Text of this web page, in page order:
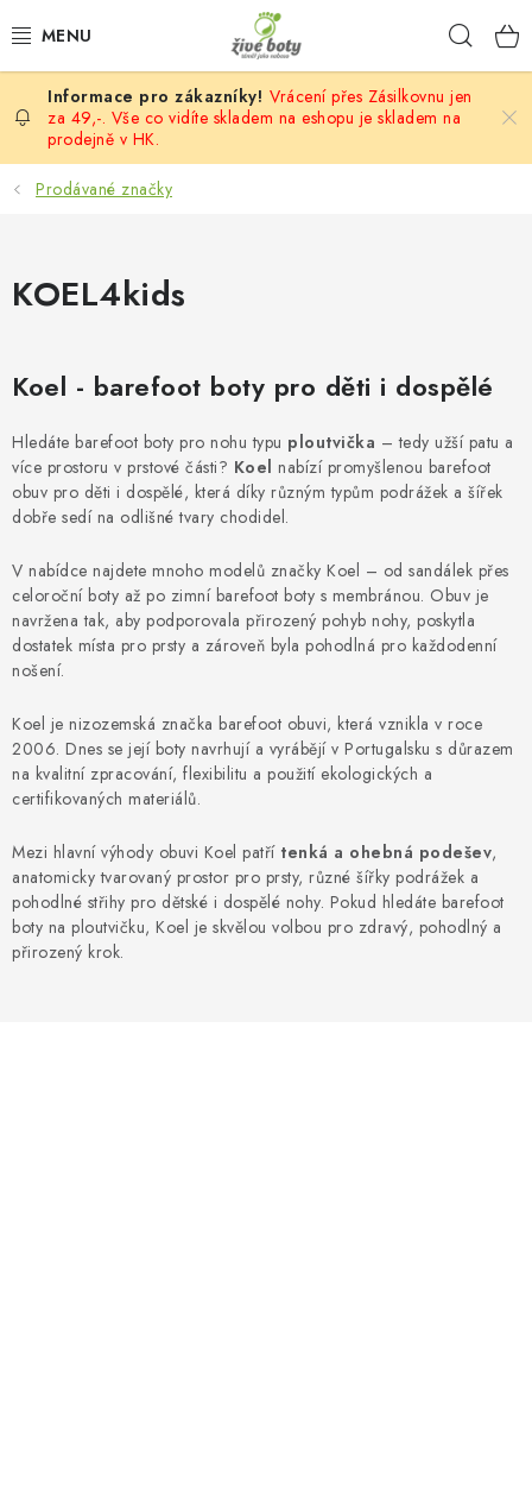
na
DĚTSKÉ
DÁMSKÉ
DOPLŇKY
PROVAZOVÉ SANDÁLY
BOSOBOTY / BAREFOOTY
ZNAČKY
Kontakty a kamenná prodejna
Hodnocení obchodu
Vrácení a reklamace
Doprava a platba
Obchodní podmínky
Vrácení přes Zásilkovnu jen
za 49,-. Vše co vidíte skladem na eshopu je skladem na
prodejně v HK.
Prodávané značky
KOEL4kids
Koel - barefoot boty pro děti i dospělé
Hledáte barefoot boty pro nohu typu ploutvička – tedy užší patu a
více prostoru v prstové části? Koel nabízí promyšlenou barefoot
obuv pro děti i dospělé, která díky různým typům podrážek a šířek
dobře sedí na odlišné tvary chodidel.
V nabídce najdete mnoho modelů značky Koel – od sandálek přes
celoroční boty až po zimní barefoot boty s membránou. Obuv je
navržena tak, aby podporovala přirozený pohyb nohy, poskytla
dostatek místa pro prsty a zároveň byla pohodlná pro každodenní
nošení.
Koel je nizozemská značka barefoot obuvi, která vznikla v roce
2006. Dnes se její boty navrhují a vyrábějí v Portugalsku s důrazem
na kvalitní zpracování, flexibilitu a použití ekologických a
certifikovaných materiálů.
Mezi hlavní výhody obuvi Koel patří tenká a ohebná podešev,
anatomicky tvarovaný prostor pro prsty, různé šířky podrážek a
pohodlné střihy pro dětské i dospělé nohy. Pokud hledáte barefoot
boty na ploutvičku, Koel je skvělou volbou pro zdravý, pohodlný a
přirozený krok.